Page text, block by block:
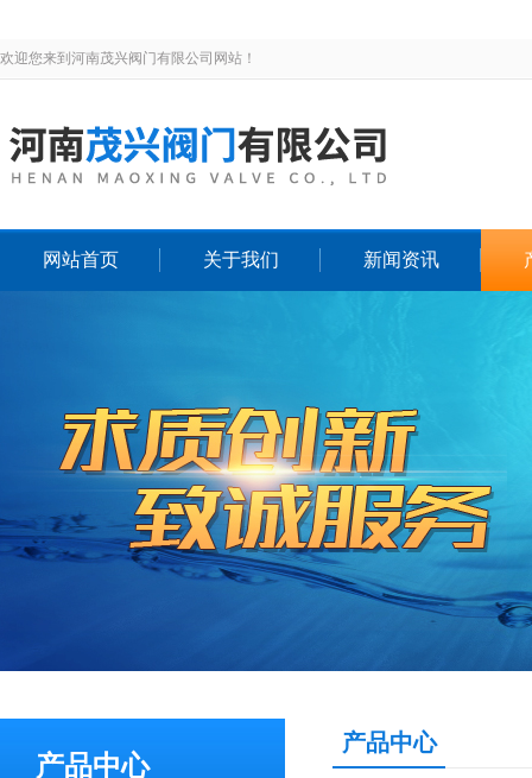
欢迎您来到河南茂兴阀门有限公司网站！
网站首页 关于我们 新闻资讯
产品中心
产品中心